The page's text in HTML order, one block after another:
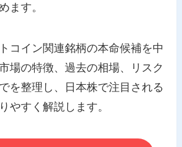
ます。
コイン関連銘柄の本命候補を中
場の特徴、過去の相場、リスク
を整理し、日本株で注目される
やすく解説します。